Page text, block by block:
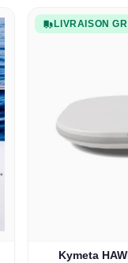
LIVRAISON
Kymeta